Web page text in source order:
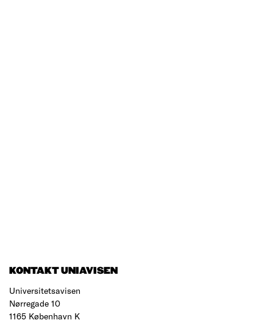
KONTAKT UNIAVISEN
Universitetsavisen
Nørregade 10
1165 København K